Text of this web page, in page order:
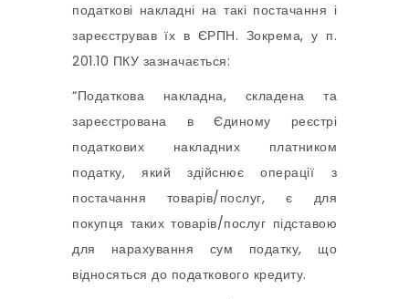
податкові накладні на такі постачання і
зареєстрував їх в ЄРПН. Зокрема, у п.
201.10 ПКУ зазначається:
“Податкова накладна, складена та
зареєстрована в Єдиному реєстрі
податкових накладних платником
податку, який здійснює операції з
постачання товарів/послуг, є для
покупця таких товарів/послуг підставою
для нарахування сум податку, що
відносяться до податкового кредиту.